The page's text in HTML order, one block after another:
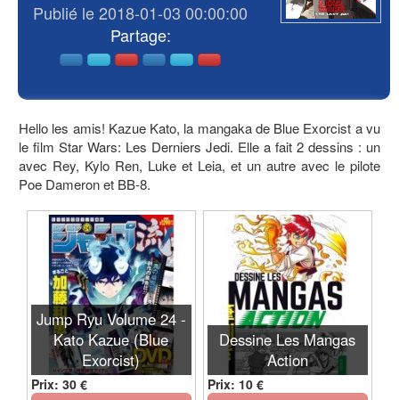
Publié le 2018-01-03 00:00:00
Partage:
Hello les amis! Kazue Kato, la mangaka de Blue Exorcist a vu
le film Star Wars: Les Derniers Jedi. Elle a fait 2 dessins : un
avec Rey, Kylo Ren, Luke et Leia, et un autre avec le pilote
Poe Dameron et BB-8.
Jump Ryu Volume 24 -
Kato Kazue (Blue
Exorcist)
Prix: 30 €
Dessine Les Mangas
Action
Prix: 10 €